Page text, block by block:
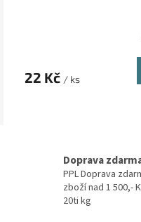
22 Kč / ks
Doprava
PPL Doprava
zboží nad 1 500,-
20ti kg